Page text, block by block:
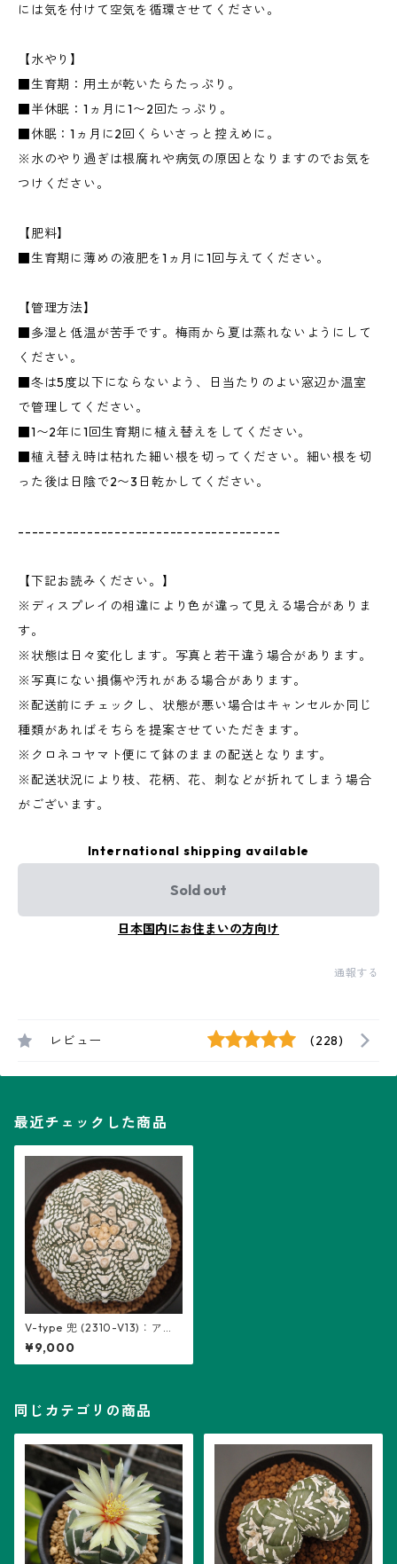
には気を付けて空気を循環させてください。
【水やり】
■生育期：用土が乾いたらたっぷり。
■半休眠：1ヵ月に1〜2回たっぷり。
■休眠：1ヵ月に2回くらいさっと控えめに。
※水のやり過ぎは根腐れや病気の原因となりますのでお気を
つけください。
【肥料】
■生育期に薄めの液肥を1ヵ月に1回与えてください。
【管理方法】
■多湿と低温が苦手です。梅雨から夏は蒸れないようにして
ください。
■冬は5度以下にならないよう、日当たりのよい窓辺か温室
で管理してください。
■1〜2年に1回生育期に植え替えをしてください。
■植え替え時は枯れた細い根を切ってください。細い根を切
った後は日陰で2〜3日乾かしてください。
--------------------------------------
【下記お読みください。】
※ディスプレイの相違により色が違って見える場合がありま
す。
※状態は日々変化します。写真と若干違う場合があります。
※写真にない損傷や汚れがある場合があります。
※配送前にチェックし、状態が悪い場合はキャンセルか同じ
種類があればそちらを提案させていただきます。
※クロネコヤマト便にて鉢のままの配送となります。
※配送状況により枝、花柄、花、刺などが折れてしまう場合
がございます。
International shipping available
Sold out
日本国内にお住まいの方向け
通報する
レビュー (228)
最近チェックした商品
V-type 兜 (2310-V13)：アス
トロフィツム属 ※実生、7稜
¥9,000
同じカテゴリの商品